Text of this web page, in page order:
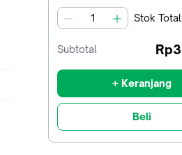
jumlah Stok Total
Subtotal
+ Keranjang
Beli